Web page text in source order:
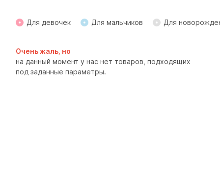
Для девочек Для мальчиков Для
Очень жаль, но
на данный момент у нас нет товаров, подходящих
под заданные параметры.